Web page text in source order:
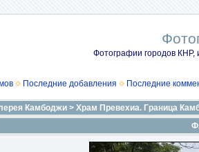
Фотографии городов КНР,
Последние добавления Последние
Камбоджи > Храм Превехиа. Граница